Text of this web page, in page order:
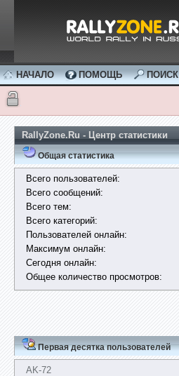
НАЧАЛО ПОМОЩЬ ПОИСК
RallyZone.Ru - Центр статистики
Общая статистика
Всего пользователей:
Всего сообщений:
Всего тем:
Всего категорий:
Пользователей онлайн:
Максимум онлайн:
Сегодня онлайн:
Общее количество просмотров:
Первая десятка пользователей
AK-72